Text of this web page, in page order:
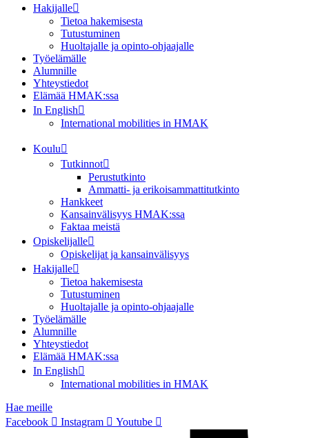
Hakijalle
Tietoa hakemisesta
Tutustuminen
Huoltajalle ja opinto-ohjaajalle
Työelämälle
Alumnille
Yhteystiedot
Elämää HMAK:ssa
In English
International mobilities in HMAK
Koulu
Tutkinnot
Perustutkinto
Ammatti- ja erikoisammattitutkinto
Hankkeet
Kansainvälisyys HMAK:ssa
Faktaa meistä
Opiskelijalle
Opiskelijat ja kansainvälisyys
Hakijalle
Tietoa hakemisesta
Tutustuminen
Huoltajalle ja opinto-ohjaajalle
Työelämälle
Alumnille
Yhteystiedot
Elämää HMAK:ssa
In English
International mobilities in HMAK
Hae meille
Facebook
Instagram Youtube